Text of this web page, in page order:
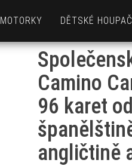
MOTORKY DĚTSKÉ
Camino
96 karet
angličtině